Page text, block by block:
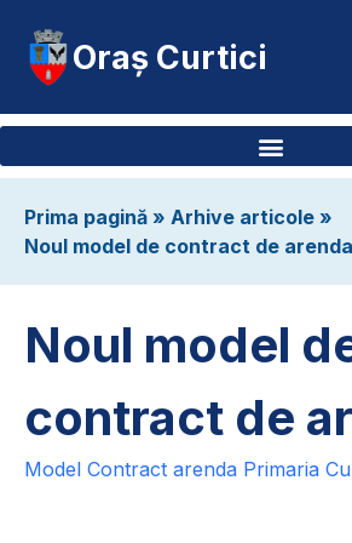
Oraș Curtici
Prima pagină » Arhive articole »
Noul model de contract de
Noul model
contract de
Model Contract arenda Primaria